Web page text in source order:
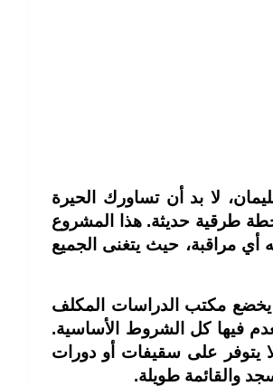
لا بد أن تساورك الحيرة
طرقية حديثة. هذا المشروع
أي مراقبة، حيث يتغنى الجميع
يخضع مكتب الدراسات المكلف
فيها كل الشروط الأساسية.
لا يتوفر على سقيفات أو دورات
والقائمة طويلة.